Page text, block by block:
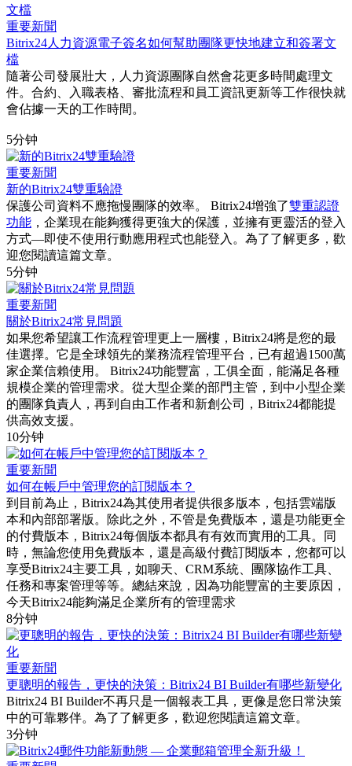
重要新聞
Bitrix24人力資源電子簽名如何幫助團隊更快地建立和簽署文
檔
隨著公司發展壯大，人力資源團隊自然會花更多時間處理文
件。合約、入職表格、審批流程和員工資訊更新等工作很快就
會佔據一天的工作時間。
5分钟
重要新聞
新的Bitrix24雙重驗證
保護公司資料不應拖慢團隊的效率。 Bitrix24增強了雙重認證
功能 ，企業現在能夠獲得更強大的保護，並擁有更靈活的登入
方式—即使不使用行動應用程式也能登入。為了了解更多，歡
迎您閱讀這篇文章。
5分钟
重要新聞
關於Bitrix24常見問題
如果您希望讓工作流程管理更上一層樓，Bitrix24將是您的最
佳選擇。它是全球領先的業務流程管理平台，已有超過1500萬
家企業信賴使用。 Bitrix24功能豐富，工俱全面，能滿足各種
規模企業的管理需求。從大型企業的部門主管，到中小型企業
的團隊負責人，再到自由工作者和新創公司，Bitrix24都能提
供高效支援。
10分钟
重要新聞
如何在帳戶中管理您的訂閱版本？
到目前為止，Bitrix24為其使用者提供很多版本，包括雲端版
本和內部部署版。除此之外，不管是免費版本，還是功能更全
的付費版本，Bitrix24每個版本都具有有效而實用的工具。同
時，無論您使用免費版本，還是高級付費訂閱版本，您都可以
享受Bitrix24主要工具，如聊天、CRM系統、團隊協作工具、
任務和專案管理等等。總結來說，因為功能豐富的主要原因，
今天Bitrix24能夠滿足企業所有的管理需求
8分钟
重要新聞
更聰明的報告，更快的決策：Bitrix24 BI Builder有哪些新變化
Bitrix24 BI Builder不再只是一個報表工具，更像是您日常決策
中的可靠夥伴。為了了解更多，歡迎您閱讀這篇文章。
3分钟